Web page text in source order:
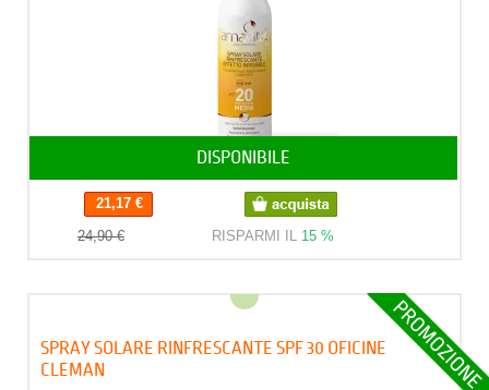
DISPONIBILE
21,17 €
24,90 €
RISPARMI IL 15 %
SPRAY SOLARE RINFRESCANTE SPF 30 OFICINE
CLEMAN